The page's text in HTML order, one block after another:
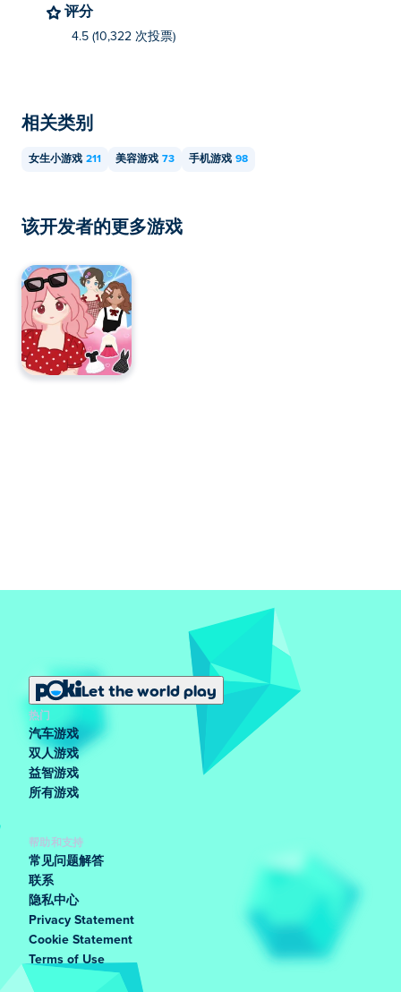
换装派对可以在电脑和移动设备（如手机和平板电脑）上
评分
4.5 (10,322 次投票)
相关类别
女生小游戏 211 美容游戏 73 手机游戏 98
该开发者的更多游戏
Let the world play
热门
汽车游戏
双人游戏
益智游戏
所有游戏
帮助和支持
常见问题解答
联系
隐私中心
Privacy Statement
Cookie Statement
Terms of Use